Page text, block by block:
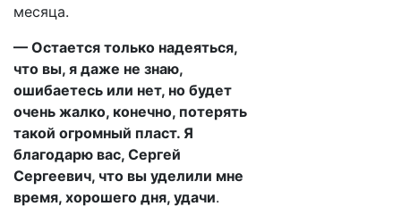
месяца.
— Остается только надеяться,
что вы, я даже не знаю,
ошибаетесь или нет, но будет
очень жалко, конечно, потерять
такой огромный пласт. Я
благодарю вас, Сергей
Сергеевич, что вы уделили мне
время, хорошего дня, удачи.